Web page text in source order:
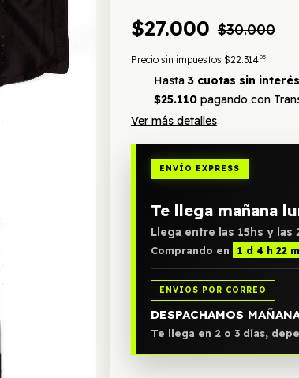
$27.000 $30.000
Precio sin impuestos $22.31405
Hasta 3 cuotas sin interés
$25.110pagando con
Ver más detalles
ENVÍO EXPRESS
Te llega mañana
Llega entre las 15hs y las
Comprando en 1 d 4 h 22
ENVIOS POR CORREO
DESPACHAMOS
Te llega en 2 o 3 días,